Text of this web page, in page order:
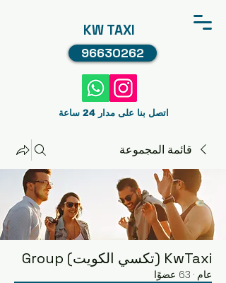
KW TAXI
96630262
اتصل بنا على مدار 24 ساعة
قائمة المجموعة
KwTaxi (تكسي الكويت) Group
عام · 63 عضوًا